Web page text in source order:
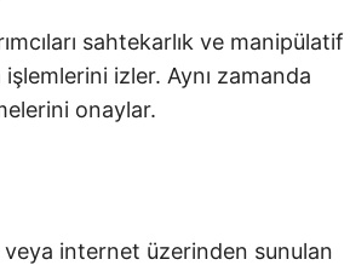
sahtekarlık ve manipülatif
izler. Aynı zamanda
onaylar.
internet üzerinden sunulan